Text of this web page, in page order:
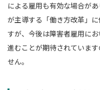
による雇用も有効な場合が
が主導する「働き方改革」
すが、今後は障害者雇用に
進むことが期待されていま
せん。